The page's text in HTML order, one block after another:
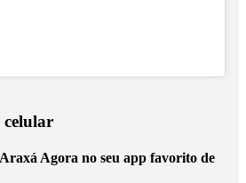
celular
Agora no seu app favorito de